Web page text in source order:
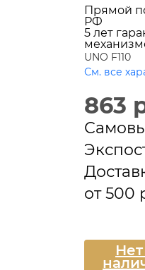
Прямой
РФ
5 лет
UNO F110
См. все
863
от 500